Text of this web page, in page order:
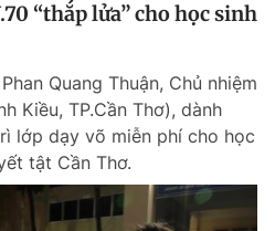
“thắp lửa” cho học sinh
Quang Thuận, Chủ nhiệm
Kiều, TP.Cần Thơ), dành
lớp dạy võ miễn phí cho học
tật Cần Thơ.